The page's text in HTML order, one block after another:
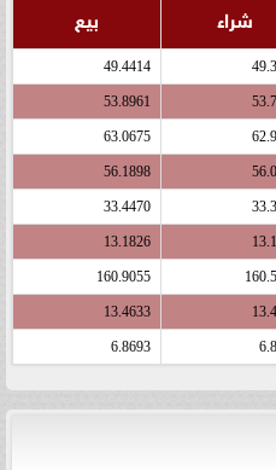
شراء بيع
49.4414
53.8961
63.0675
56.1898
33.4470
13.1826
160.9055
13.4633
6.8693